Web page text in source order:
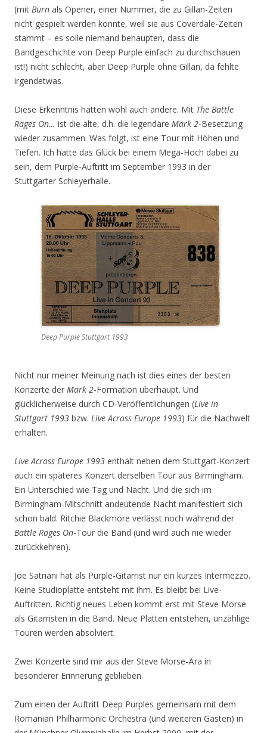
(mit Burn als Opener, einer Nummer, die zu Gillan-Zeiten
nicht gespielt werden konnte, weil sie aus Coverdale-Zeiten
stammt – es solle niemand behaupten, dass die
Bandgeschichte von Deep Purple einfach zu durchschauen
ist!) nicht schlecht, aber Deep Purple ohne Gillan, da fehlte
irgendetwas.
Diese Erkenntnis hatten wohl auch andere. Mit The Battle
Rages On… ist die alte, d.h. die legendäre Mark 2-Besetzung
wieder zusammen. Was folgt, ist eine Tour mit Höhen und
Tiefen. Ich hatte das Glück bei einem Mega-Hoch dabei zu
sein, dem Purple-Auftritt im September 1993 in der
Stuttgarter Schleyerhalle.
Deep Purple Stuttgart 1993
Nicht nur meiner Meinung nach ist dies eines der besten
Konzerte der Mark 2-Formation überhaupt. Und
glücklicherweise durch CD-Veröffentlichungen (Live in
Stuttgart 1993 bzw. Live Across Europe 1993) für die Nachwelt
erhalten.
Live Across Europe 1993 enthält neben dem Stuttgart-Konzert
auch ein späteres Konzert derselben Tour aus Birmingham.
Ein Unterschied wie Tag und Nacht. Und die sich im
Birmingham-Mitschnitt andeutende Nacht manifestiert sich
schon bald. Ritchie Blackmore verlässt noch während der
Battle Rages On-Tour die Band (und wird auch nie wieder
zurückkehren).
Joe Satriani hat als Purple-Gitarrist nur ein kurzes Intermezzo.
Keine Studioplatte entsteht mit ihm. Es bleibt bei Live-
Auftritten. Richtig neues Leben kommt erst mit Steve Morse
als Gitarristen in die Band. Neue Platten entstehen, unzählige
Touren werden absolviert.
Zwei Konzerte sind mir aus der Steve Morse-Ära in
besonderer Erinnerung geblieben.
Zum einen der Auftritt Deep Purples gemeinsam mit dem
Romanian Philharmonic Orchestra (und weiteren Gästen) in